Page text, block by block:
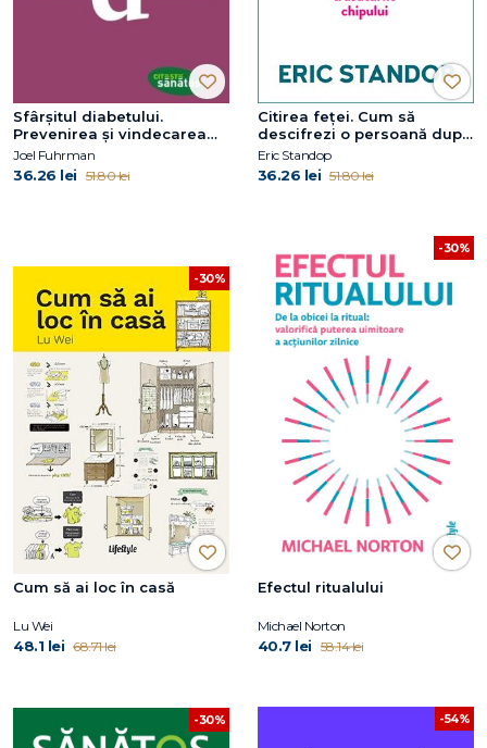
Sfârşitul diabetului.
Prevenirea şi vindecarea
diabetului prin planul
Joel Fuhrman
36.26 lei 51.80 lei
Citirea feței. Cum să
descifrezi o persoană după
trăsăturile chipului
Eric Standop
36.26 lei 51.80 lei
-30%
Cum să ai loc în casă
Lu Wei
48.1 lei 68.71 lei
-30%
Efectul ritualului
Michael Norton
40.7 lei 58.14 lei
-30% -54%